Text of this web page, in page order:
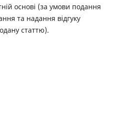
основі (за умови подання
та надання відгуку
статтю).